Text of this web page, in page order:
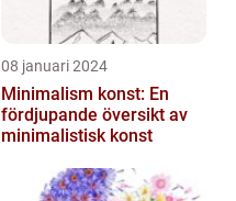
08 januari 2024
Minimalism konst: En
fördjupande översikt av
minimalistisk konst